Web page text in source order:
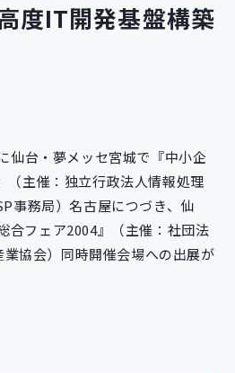
新入社員コース
度IT開発基盤構築
仙台・夢メッセ宮城で『中小企
（主催：独立行政法人情報処理
事務局）名古屋につづき、仙
合フェア2004』（主催：社団法
協会）同時開催会場への出展が